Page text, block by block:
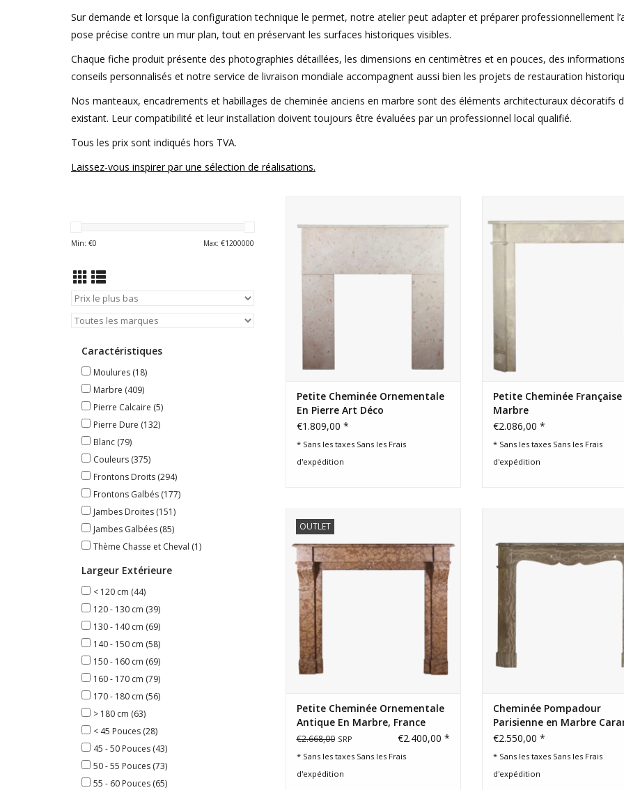
Sur demande et lorsque la configuration technique le permet, notre atelier peut adapter et préparer professionnellement
pose précise contre un mur plan, tout en préservant les surfaces historiques visibles.
Chaque fiche produit présente des photographies détaillées, les dimensions en centimètres et en pouces, des
conseils personnalisés et notre service de livraison mondiale accompagnent aussi bien les projets de restauration
Nos manteaux, encadrements et habillages de cheminée anciens en marbre sont des éléments architecturaux décoratifs
existant. Leur compatibilité et leur installation doivent toujours être évaluées par un professionnel local qualifié.
Tous les prix sont indiqués hors TVA.
Laissez-vous inspirer par une sélection de réalisations.
Min: €0 Max: €1200000
Caractéristiques
Moulures (18)
Marbre (409)
Pierre Calcaire (5)
Pierre Dure (132)
Blanc (79)
Couleurs (375)
Frontons Droits (294)
Frontons Galbés (177)
Jambes Droites (151)
Jambes Galbées (85)
Thème Chasse et Cheval (1)
Largeur Extérieure
< 120 cm (44)
120 - 130 cm (39)
130 - 140 cm (69)
140 - 150 cm (58)
150 - 160 cm (69)
160 - 170 cm (79)
170 - 180 cm (56)
> 180 cm (63)
< 45 Pouces (28)
45 - 50 Pouces (43)
50 - 55 Pouces (73)
55 - 60 Pouces (65)
Petite Cheminée Ornementale
En Pierre Art Déco
€1.809,00 *
* Sans les taxes Sans les Frais
d'expédition
Petite Cheminée Française
Marbre
€2.086,00 *
* Sans les taxes Sans les Frais
d'expédition
OUTLETintérieurs intemporels chic et
éclectiques.
AJOUTER AU PANIER
Petite Cheminée Ornementale
Antique En Marbre, France
€2.668,00 SRP €2.400,00 *
* Sans les taxes Sans les Frais
d'expédition
surface polie offrant une
profondeur lumineuse. Idéale
Cheminée Pompadour
Parisienne en Marbre
| Ancienne
€2.550,00 *
* Sans les taxes Sans les Frais
d'expédition